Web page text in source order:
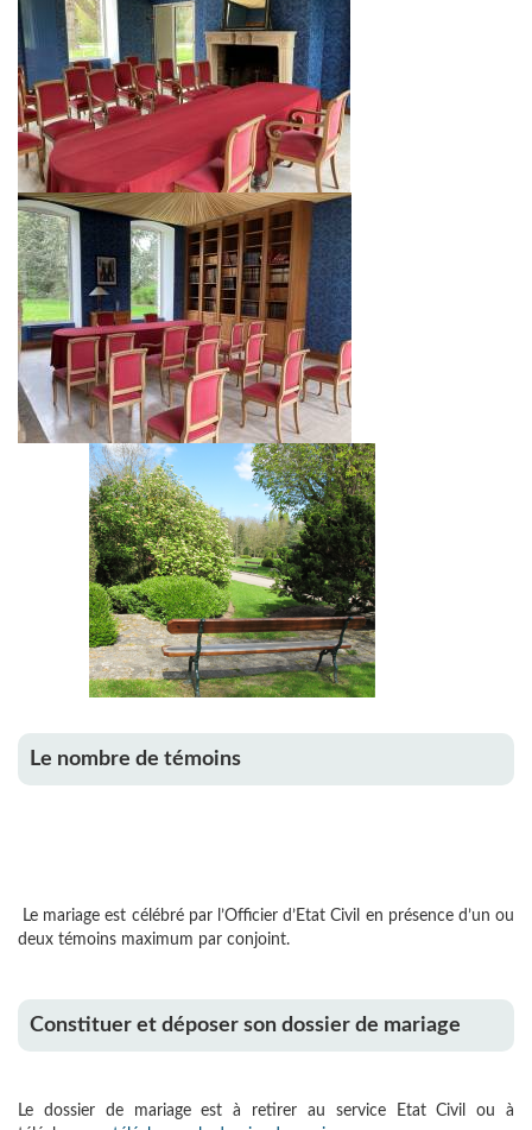
Le nombre de témoins
Le mariage est célébré par l’Officier d’Etat Civil en présence d’un ou
deux témoins maximum par conjoint.
Constituer et déposer son dossier de mariage
Le dossier de mariage est à retirer au service Etat Civil ou à